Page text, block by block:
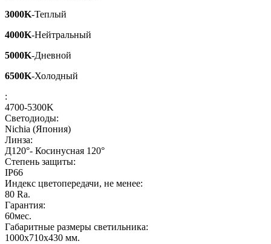
3000K-Теплый
4000K-Нейтральный
5000K-Дневной
6500K-Холодный
:
4700-5300K
Светодиоды:
Nichia (Япония)
Линза:
Д120°- Косинусная 120°
Степень защиты:
IP66
Индекс цветопередачи, не менее:
80 Ra.
Гарантия:
60мес.
Габаритные размеры светильника:
1000х710х430 мм.